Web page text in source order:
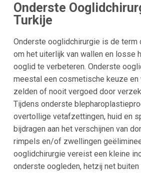
Onderste
Turkije
Onderste ooglidchirurgie is de term
om het uiterlijk van wallen en losse
ooglid te verbeteren. Onderste
meestal een cosmetische keuze en
zelden of nooit vergoed door
Tijdens onderste
overtollige vetafzettingen, huid en
bijdragen aan het verschijnen van
rimpels en/of zwellingen
ooglidchirurgie vereist een kleine
onderste oogleden, hetzij net